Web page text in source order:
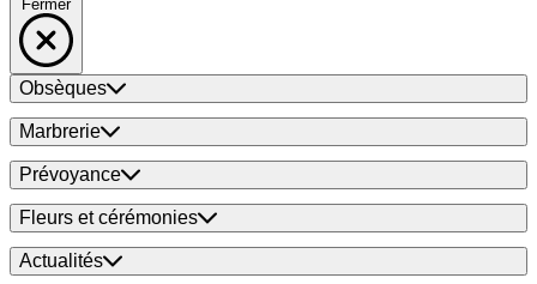
Fermer
Obsèques
Marbrerie
Prévoyance
Fleurs et cérémonies
Actualités